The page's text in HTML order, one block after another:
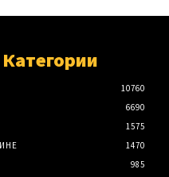
10760
6690
1575
1470
985